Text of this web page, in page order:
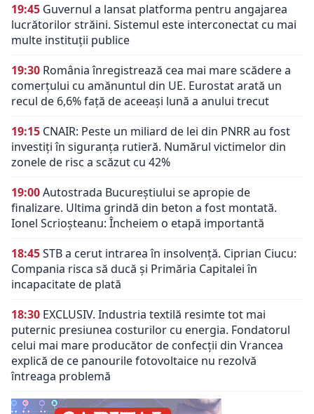
19:45 Guvernul a lansat platforma pentru angajarea
lucrătorilor străini. Sistemul este interconectat cu mai
multe instituții publice
19:30 România înregistrează cea mai mare scădere a
comerțului cu amănuntul din UE. Eurostat arată un
recul de 6,6% față de aceeași lună a anului trecut
19:15 CNAIR: Peste un miliard de lei din PNRR au fost
investiți în siguranța rutieră. Numărul victimelor din
zonele de risc a scăzut cu 42%
19:00Autostrada Bucureștiului se apropie de
finalizare. Ultima grindă din beton a fost montată.
Ionel Scrioșteanu: Încheiem o etapă importantă
18:45STB a cerut intrarea în insolvență. Ciprian Ciucu:
Compania risca să ducă și Primăria Capitalei în
incapacitate de plată
18:30 EXCLUSIV. Industria textilă resimte tot mai
puternic presiunea costurilor cu energia. Fondatorul
celui mai mare producător de confecții din Vrancea
explică de ce panourile fotovoltaice nu rezolvă
întreaga problemă